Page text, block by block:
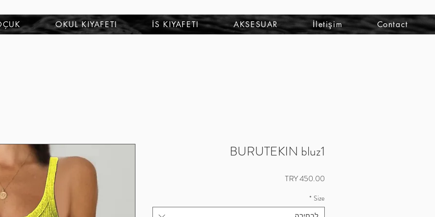
להתחברות OKUL KIYAFETI İS KIYAFETI AKSESUAR İletişim Contact
BURUTEKIN bluz1
מחיר
Size
*